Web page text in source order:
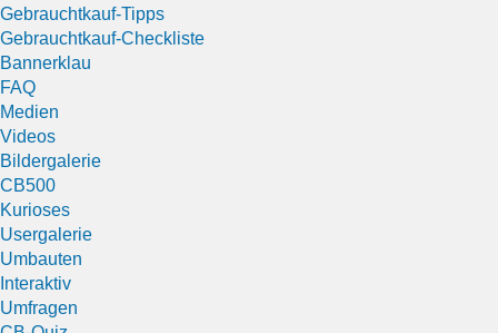
Gebrauchtkauf-Tipps
Gebrauchtkauf-Checkliste
Bannerklau
FAQ
Medien
Videos
Bildergalerie
CB500
Kurioses
Usergalerie
Umbauten
Interaktiv
Umfragen